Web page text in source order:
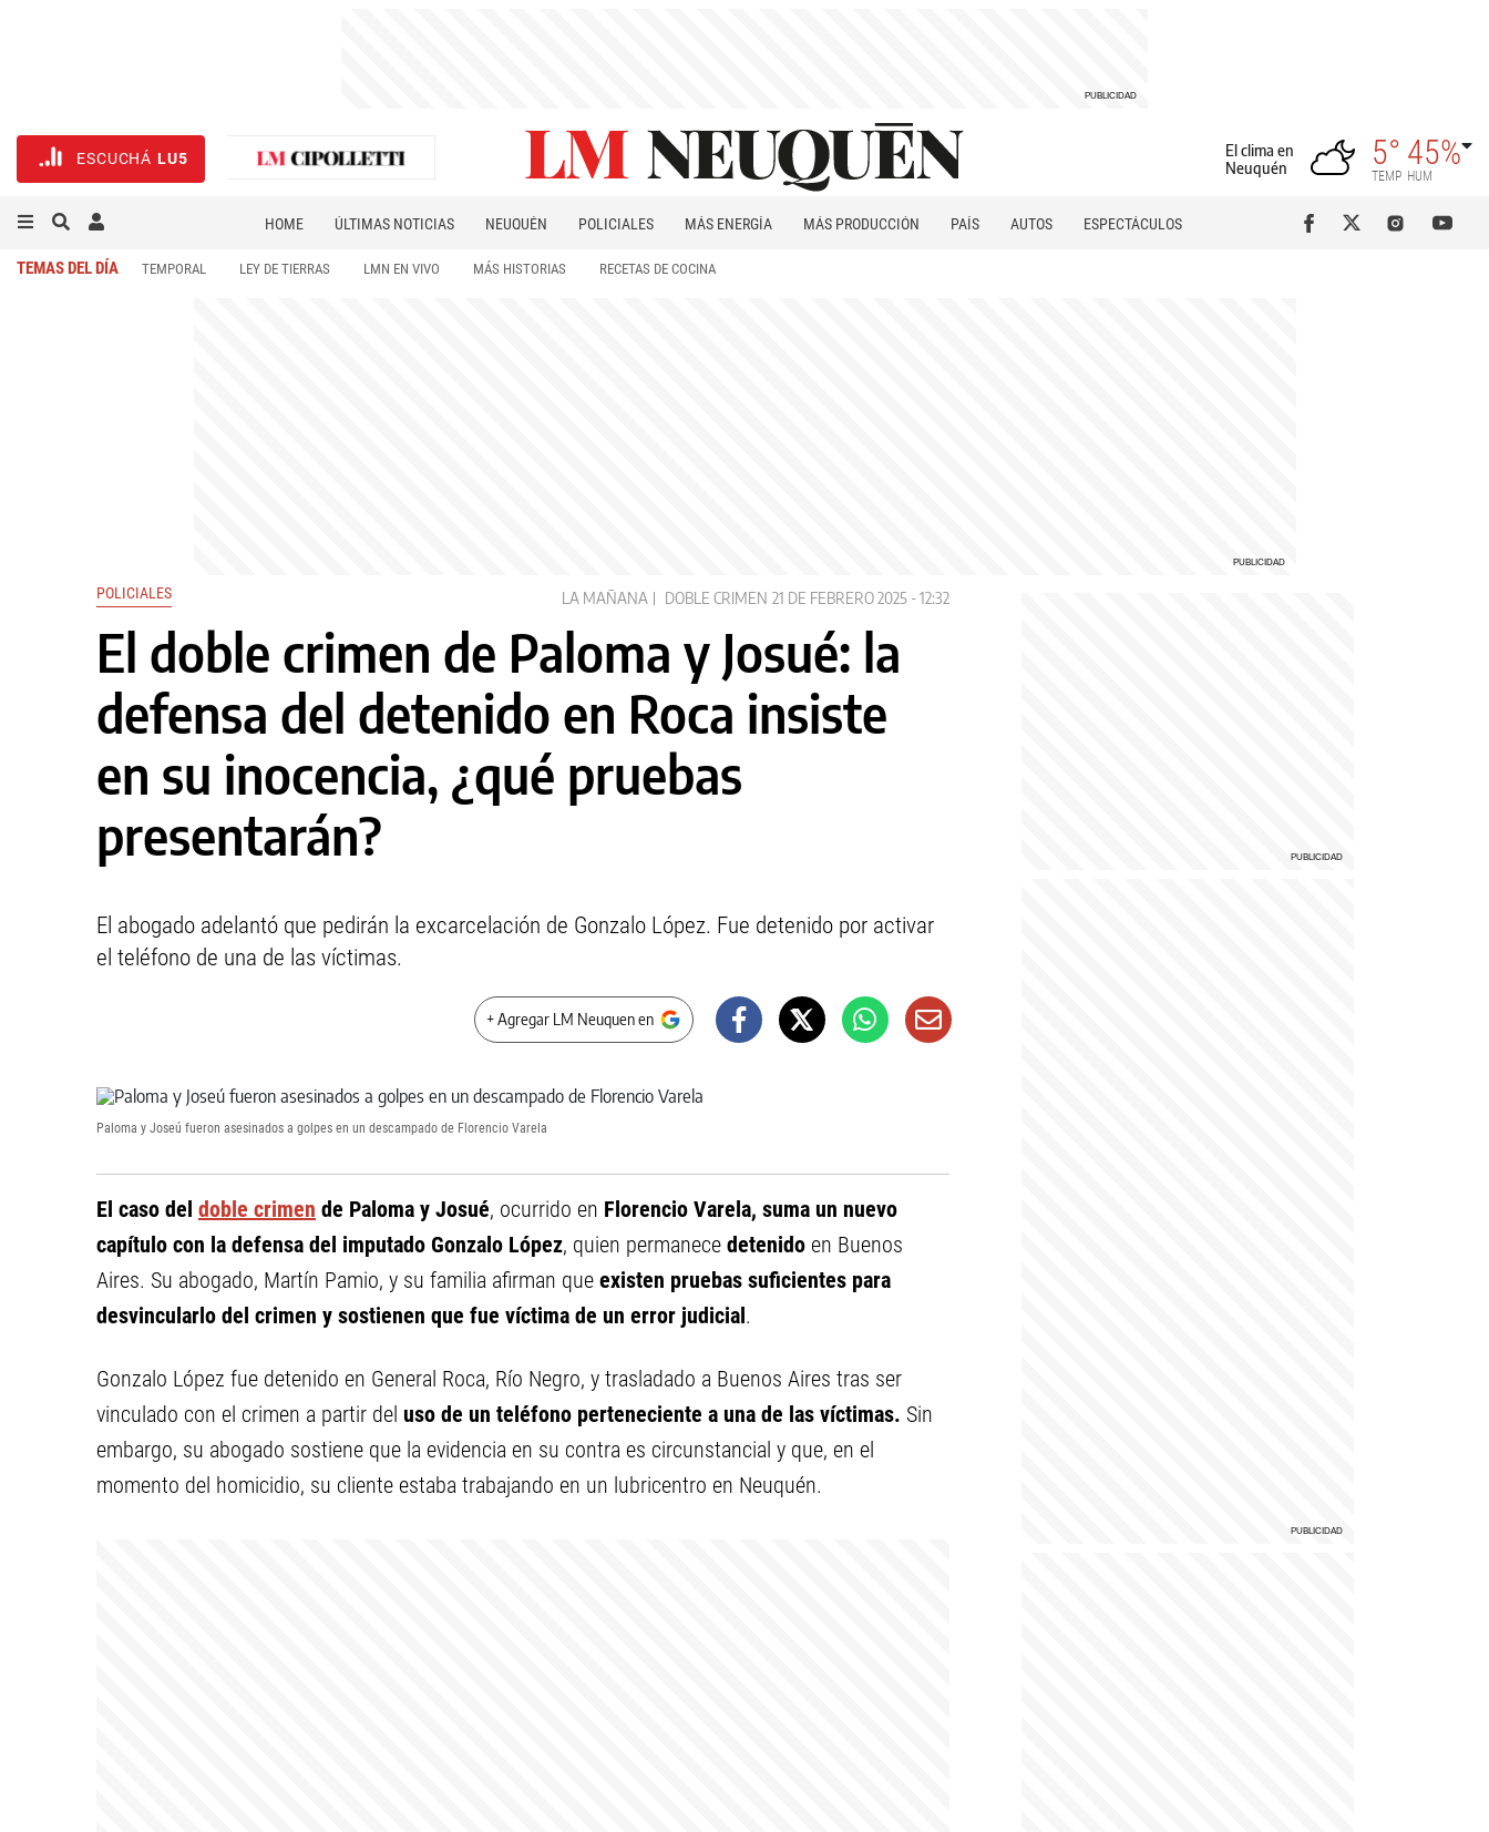
ESCUCHÁ LU5
El clima en
Neuquén
5°
TEMP
45%
HUM
HOME ÚLTIMAS NOTICIAS NEUQUÉN POLICIALES MÁS ENERGÍA MÁS PRODUCCIÓN PAÍS AUTOS
ESPECTÁCULOS
TEMAS DEL DÍA TEMPORAL LEY DE TIERRAS LMN EN VIVO MÁS HISTORIAS RECETAS DE COCINA
POLICIALES LA MAÑANA DOBLE CRIMEN 21 DE FEBRERO 2025 - 12:32
El doble crimen de Paloma y Josué: la
defensa del detenido en Roca insiste
en su inocencia, ¿qué pruebas
presentarán?
El abogado adelantó que pedirán la excarcelación de Gonzalo López. Fue detenido por activar
el teléfono de una de las víctimas.
+ Agregar LM Neuquen en
Paloma y Joseú fueron asesinados a golpes en un descampado de Florencio Varela
El caso del doble crimen de Paloma y Josué, ocurrido en Florencio Varela, suma un nuevo
capítulo con la defensa del imputado Gonzalo López, quien permanece detenido en Buenos
Aires. Su abogado, Martín Pamio, y su familia afirman que existen pruebas suficientes para
desvincularlo del crimen y sostienen que fue víctima de un error judicial.
Gonzalo López fue detenido en General Roca, Río Negro, y trasladado a Buenos Aires tras ser
vinculado con el crimen a partir del uso de un teléfono perteneciente a una de las víctimas. Sin
embargo, su abogado sostiene que la evidencia en su contra es circunstancial y que, en el
momento del homicidio, su cliente estaba trabajando en un lubricentro en Neuquén.